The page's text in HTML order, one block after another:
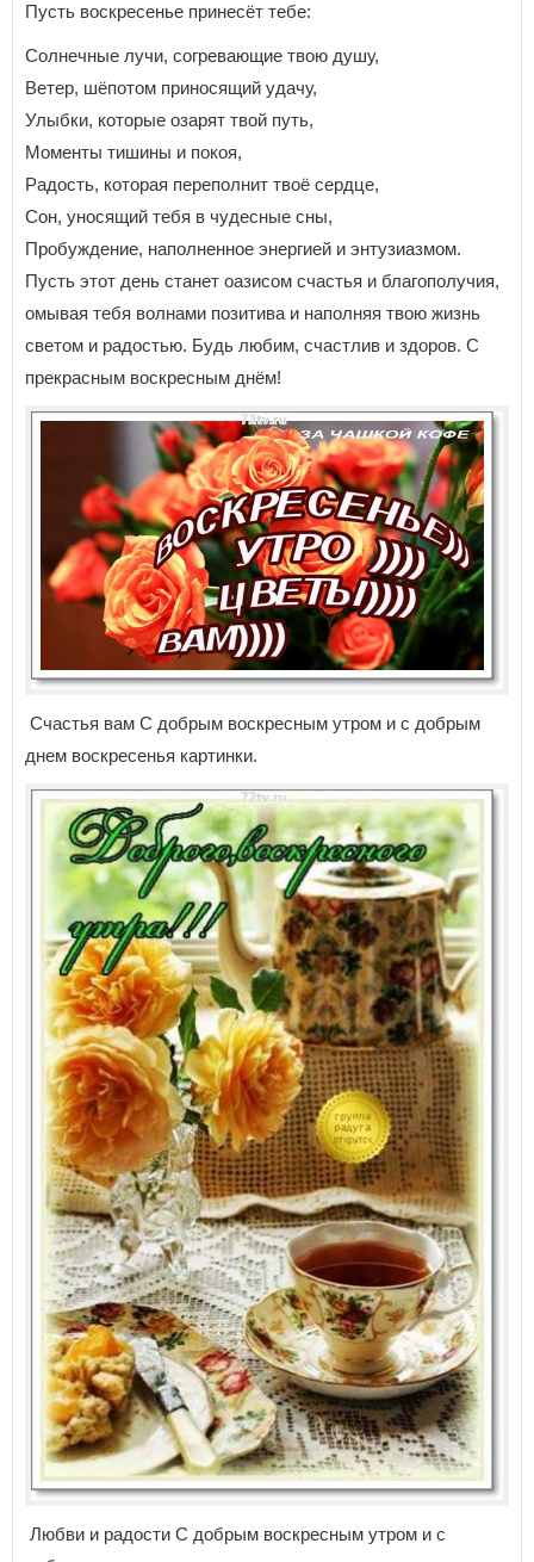
Пусть воскресенье принесёт тебе:
Солнечные лучи, согревающие твою душу,
Ветер, шёпотом приносящий удачу,
Улыбки, которые озарят твой путь,
Моменты тишины и покоя,
Радость, которая переполнит твоё сердце,
Сон, уносящий тебя в чудесные сны,
Пробуждение, наполненное энергией и энтузиазмом.
Пусть этот день станет оазисом счастья и благополучия,
омывая тебя волнами позитива и наполняя твою жизнь
светом и радостью. Будь любим, счастлив и здоров. С
прекрасным воскресным днём!
Счастья вам С добрым воскресным утром и с добрым
днем воскресенья картинки.
Любви и радости С добрым воскресным утром и с